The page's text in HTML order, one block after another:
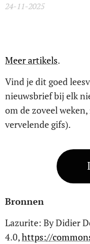
24-11-2025
Meer artikels.
Vind je dit goed
nieuwsbrief bij elk
om de zoveel
vervelende gifs).
Bronnen
Lazurite: By Didier
4.0,https://